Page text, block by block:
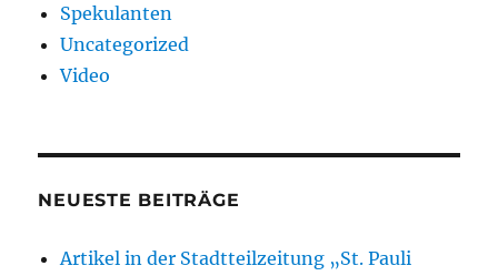
Spekulanten
Uncategorized
Video
NEUESTE BEITRÄGE
Artikel in der Stadtteilzeitung „St. Pauli